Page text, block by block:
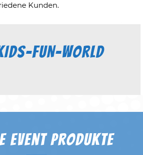
Kunden.
FUN-WORLD
Event Produkte